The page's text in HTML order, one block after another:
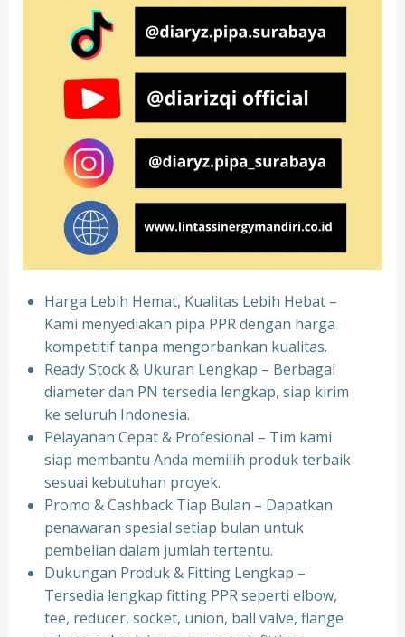
Harga Lebih Hemat, Kualitas Lebih Hebat –
Kami menyediakan pipa PPR dengan harga
kompetitif tanpa mengorbankan kualitas.
⁠Ready Stock & Ukuran Lengkap – Berbagai
diameter dan PN tersedia lengkap, siap kirim
ke seluruh Indonesia.
⁠Pelayanan Cepat & Profesional – Tim kami
siap membantu Anda memilih produk terbaik
sesuai kebutuhan proyek.
⁠Promo & Cashback Tiap Bulan – Dapatkan
penawaran spesial setiap bulan untuk
pembelian dalam jumlah tertentu.
⁠Dukungan Produk & Fitting Lengkap –
Tersedia lengkap fitting PPR seperti elbow,
tee, reducer, socket, union, ball valve, flange